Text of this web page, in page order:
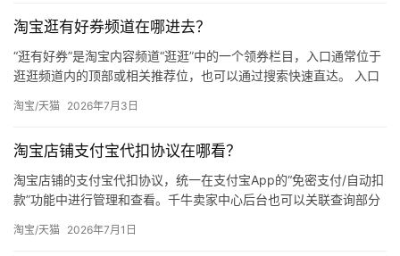
淘宝逛有好券频道在哪进去？
“逛有好券”是淘宝内容频道“逛逛”中的一个领券栏目，入口通常位于
逛逛频道内的顶部或相关推荐位，也可以通过搜索快速直达。 入口
淘宝/天猫 2026年7月3日
淘宝店铺支付宝代扣协议在哪看？
淘宝店铺的支付宝代扣协议，统一在支付宝App的“免密支付/自动扣
款”功能中进行管理和查看。千牛卖家中心后台也可以关联查询部分
淘宝/天猫 2026年7月1日